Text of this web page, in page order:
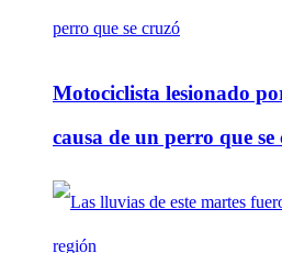
Motociclista lesionado
causa de un perro que se